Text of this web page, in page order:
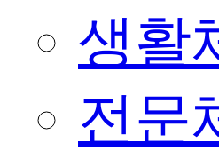
생활
전문